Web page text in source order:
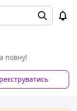
повну!